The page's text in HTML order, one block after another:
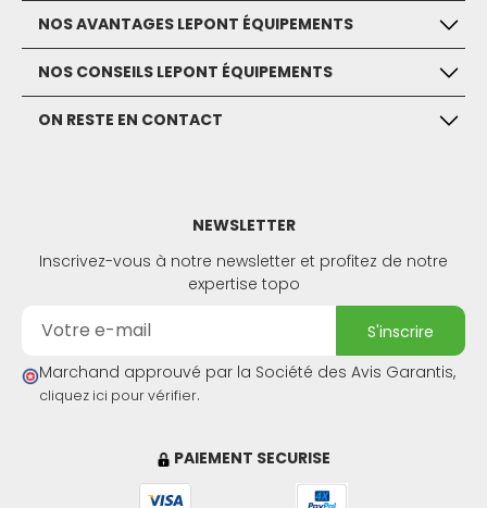
NOS AVANTAGES LEPONT ÉQUIPEMENTS
NOS CONSEILS LEPONT ÉQUIPEMENTS
ON RESTE EN CONTACT
PAIEMENT SECURISE
NEWSLETTER
Inscrivez-vous à notre newsletter et profitez de notre
expertise topo
s'inscrire
Marchand approuvé par la Société des Avis Garantis,
cliquez ici pour vérifier.